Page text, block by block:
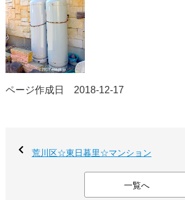
ページ作成日 2018-12-17
荒川区☆東日暮里☆マンション
一覧へ